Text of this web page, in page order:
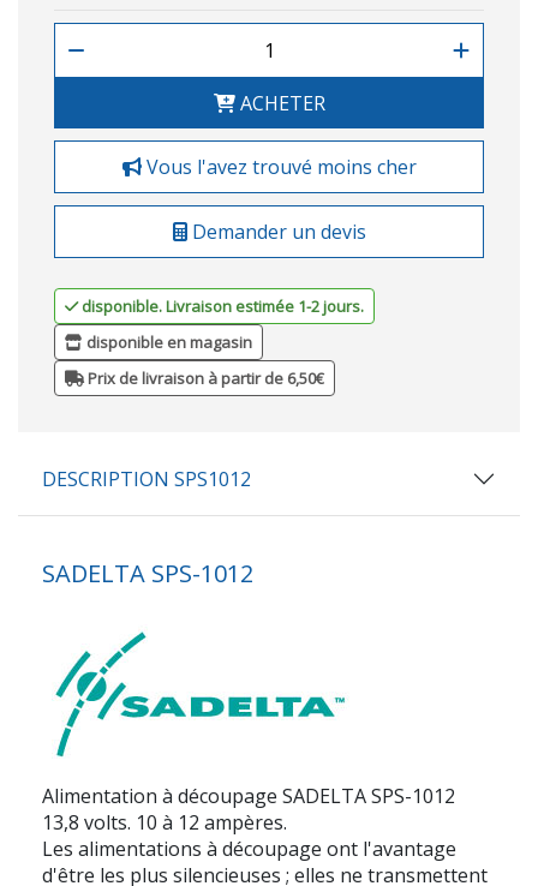
ACHETER
Vous l'avez trouvé moins cher
Demander un devis
disponible. Livraison estimée 1-2 jours.
disponible en magasin
Prix de livraison à partir de 6,50€
DESCRIPTION SPS1012
SADELTA SPS-1012
Alimentation à découpage SADELTA SPS-1012
13,8 volts. 10 à 12 ampères.
Les alimentations à découpage ont l'avantage
d'être les plus silencieuses ; elles ne transmettent